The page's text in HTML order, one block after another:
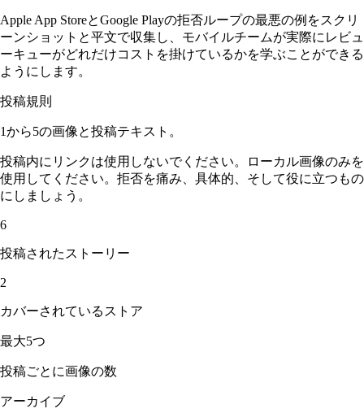
Apple App StoreとGoogle Playの拒否ループの最悪の例をスクリ
ーンショットと平文で収集し、モバイルチームが実際にレビュ
ーキューがどれだけコストを掛けているかを学ぶことができる
ようにします。
投稿規則
1から5の画像と投稿テキスト。
投稿内にリンクは使用しないでください。ローカル画像のみを
使用してください。拒否を痛み、具体的、そして役に立つもの
にしましょう。
6
投稿されたストーリー
2
カバーされているストア
最大5つ
投稿ごとに画像の数
アーカイブ